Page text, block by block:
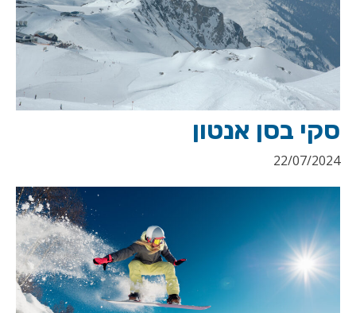
סקי בסן אנטון
22/07/2024